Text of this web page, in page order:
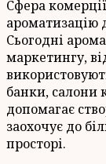
Сфера
ароматизацію
Сьогодні
маркетингу,
банки, салони
допомагає
заохочує до
просторі.